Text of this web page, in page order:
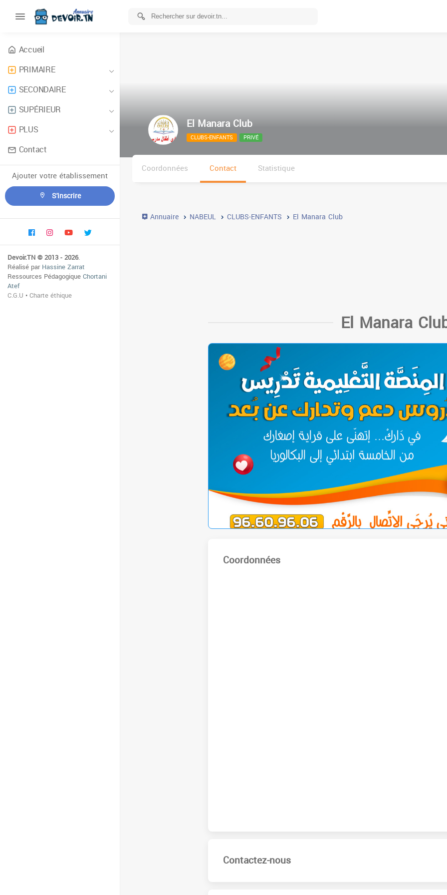
Accueil
PRIMAIRE
SECONDAIRE
SUPÉRIEUR
PLUS
Contact
Ajouter votre établissement
S'inscrire
Devoir.TN © 2013 - 2026.
Réalisé parHassine Zarrat
Ressources PédagogiqueChortani
Atef
C.G.U •Charte éthique
El Manara Club
CLUBS-ENFANTS PRIVÉ
Coordonnées Contact Statistique
Annuaire NABEUL CLUBS-ENFANTS El Manara Club
El Manara
Coordonnées
Contactez-nous